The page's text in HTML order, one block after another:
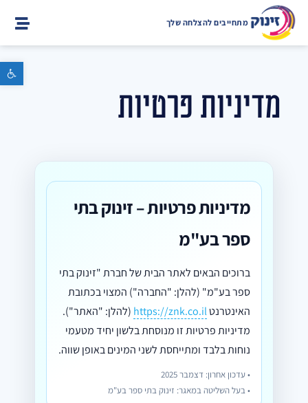
פתח סרגל נגישות
מתחייבים להצלחה שלך
מדיניות פרטיות
מדיניות פרטיות – זינוק בתי
ספר בע"מ
ברוכים הבאים לאתר הבית של חברת "זינוק בתי
ספר בע"מ" (להלן: "החברה") המצוי בכתובת
האינטרנטhttps://znk.co.il (להלן: "האתר").
מדיניות פרטיות זו מנוסחת בלשון יחיד מטעמי
נוחות בלבד ומתייחסת לשני המינים באופן שווה.
עדכון אחרון: דצמבר 2025
בעל השליטה במאגר: זינוק בתי ספר בע"מ